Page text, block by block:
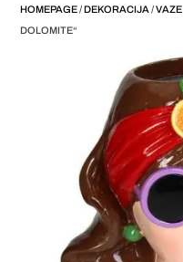
HOMEPAGE/DEKORACIJA /VAZE
DOLOMITE“